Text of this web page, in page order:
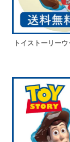
トイストーリー